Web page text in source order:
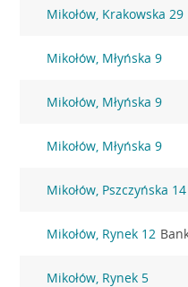
Mikołów, Krakowska 29
Mikołów, Młyńska 9
Mikołów, Młyńska 9
Mikołów, Młyńska 9
Mikołów, Pszczyńska 14
Mikołów, Rynek 12
Mikołów, Rynek 5